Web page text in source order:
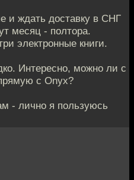
и ждать доставку в СНГ
месяц - полтора.
электронные книги.
Интересно, можно ли с
с Onyx?
- лично я пользуюсь